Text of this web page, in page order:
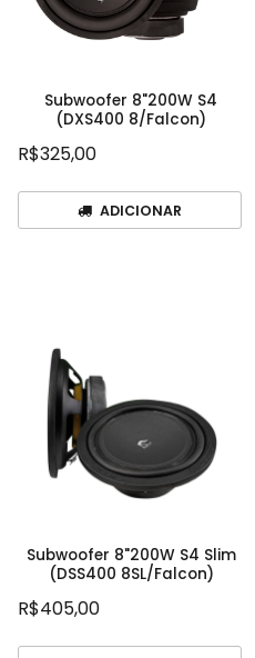
Subwoofer 8"200W S4
(DXS400 8/Falcon)
Marca: Falcon
R$325,00
ADICIONAR
Subwoofer 8"200W S4 Slim
(DSS400 8SL/Falcon)
Marca: Falcon
R$405,00